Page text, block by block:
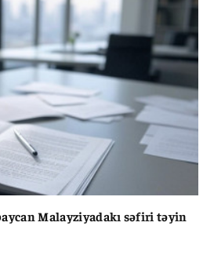
Malayziyadakı səfiri təyin